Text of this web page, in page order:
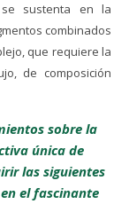
sustenta en la
combinados
que requiere la
de composición
sobre la
única de
las siguientes
el fascinante